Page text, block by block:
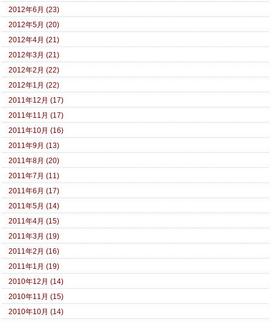
2012年6月 (23)
2012年5月 (20)
2012年4月 (21)
2012年3月 (21)
2012年2月 (22)
2012年1月 (22)
2011年12月 (17)
2011年11月 (17)
2011年10月 (16)
2011年9月 (13)
2011年8月 (20)
2011年7月 (11)
2011年6月 (17)
2011年5月 (14)
2011年4月 (15)
2011年3月 (19)
2011年2月 (16)
2011年1月 (19)
2010年12月 (14)
2010年11月 (15)
2010年10月 (14)